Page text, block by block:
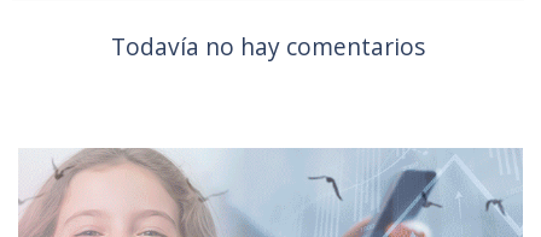
Todavía no hay comentarios